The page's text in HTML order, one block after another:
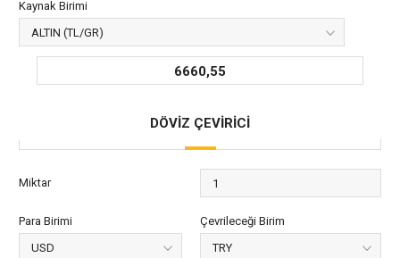
Kaynak Birimi
6660,55
DÖVİZ ÇEVİRİCİ
Miktar
Para Birimi Çevrileceği Birim